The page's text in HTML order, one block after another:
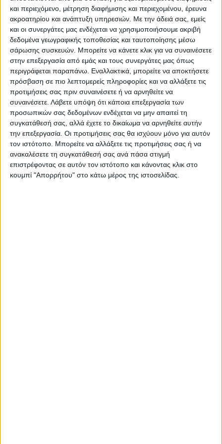
και περιεχόμενο, μέτρηση διαφήμισης και περιεχομένου, έρευνα
ακροατηρίου και ανάπτυξη υπηρεσιών. Με την άδειά σας, εμείς
και οι συνεργάτες μας ενδέχεται να χρησιμοποιήσουμε ακριβή
δεδομένα γεωγραφικής τοποθεσίας και ταυτοποίησης μέσω
σάρωσης συσκευών. Μπορείτε να κάνετε κλικ για να συναινέσετε
στην επεξεργασία από εμάς και τους συνεργάτες μας όπως
περιγράφεται παραπάνω. Εναλλακτικά, μπορείτε να αποκτήσετε
πρόσβαση σε πιο λεπτομερείς πληροφορίες και να αλλάξετε τις
προτιμήσεις σας πριν συναινέσετε ή να αρνηθείτε να
συναινέσετε. Λάβετε υπόψη ότι κάποια επεξεργασία των
προσωπικών σας δεδομένων ενδέχεται να μην απαιτεί τη
συγκατάθεσή σας, αλλά έχετε το δικαίωμα να αρνηθείτε αυτήν
την επεξεργασία. Οι προτιμήσεις σας θα ισχύουν μόνο για αυτόν
τον ιστότοπο. Μπορείτε να αλλάξετε τις προτιμήσεις σας ή να
ανακαλέσετε τη συγκατάθεσή σας ανά πάσα στιγμή
επιστρέφοντας σε αυτόν τον ιστότοπο και κάνοντας κλικ στο
κουμπί "Απορρήτου" στο κάτω μέρος της ιστοσελίδας.
που επέδειξε η αστυνομία.
Απαντώντας σε ερωτήσεις που έθεσαν
εκπρόσωποι των σωματείων με βάση και τα
σχετικά ρεπορτάζ της εφημερίδας, καθώς
και σε ερώτηση του επικεφαλής της «Λαϊκής
Συσπείρωσης» Έκτορα Γάζου, η κ. Μακρή
ανέφερε από τους εργολάβους έλαβε
απάντησης ότι το έργο δεν θα χρειαστεί
πάνω από 1,5- 2 μήνες. «Παρόλα αυτά
επειδή μπορεί να μην βοηθήσει ο καιρός ή
επειδή σκάβοντας μπορεί να προκύψει κάτι,
ρώτησα αν στους πέντε μήνες θα έχει
ολοκληρωθεί το έργο. Οι εργολάβοι